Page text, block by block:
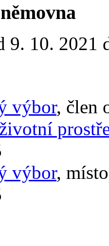
9. 10. 2021
výbor, člen
výbor,